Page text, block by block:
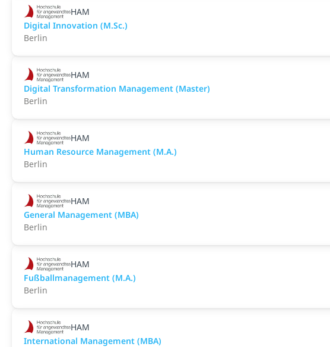
HAM
Digital Innovation (M.Sc.)
Berlin
HAM
Digital Transformation Management (Master)
Berlin
HAM
Human Resource Management (M.A.)
Berlin
HAM
General Management (MBA)
Berlin
HAM
Fußballmanagement (M.A.)
Berlin
HAM
International Management (MBA)